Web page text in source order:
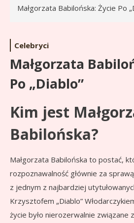
Małgorzata Babilońska: Życie Po
Celebryci
Małgorzata
Po „Diablo”
Kim jest
Babilońska?
Małgorzata Babilońska to postać,
rozpoznawalność głównie za
z jednym z najbardziej
Krzysztofem „Diablo”
życie było nierozerwalnie związane